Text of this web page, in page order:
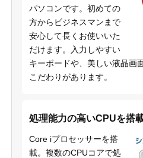
パソコンです。初めての
方からビジネスマンまで
安心して長くお使いいた
だけます。入力しやすい
キーボードや、美しい液晶画
こだわりがあります。
処理能力の高いCPUを搭
Core iプロセッサーを搭
載。複数のCPUコアで処